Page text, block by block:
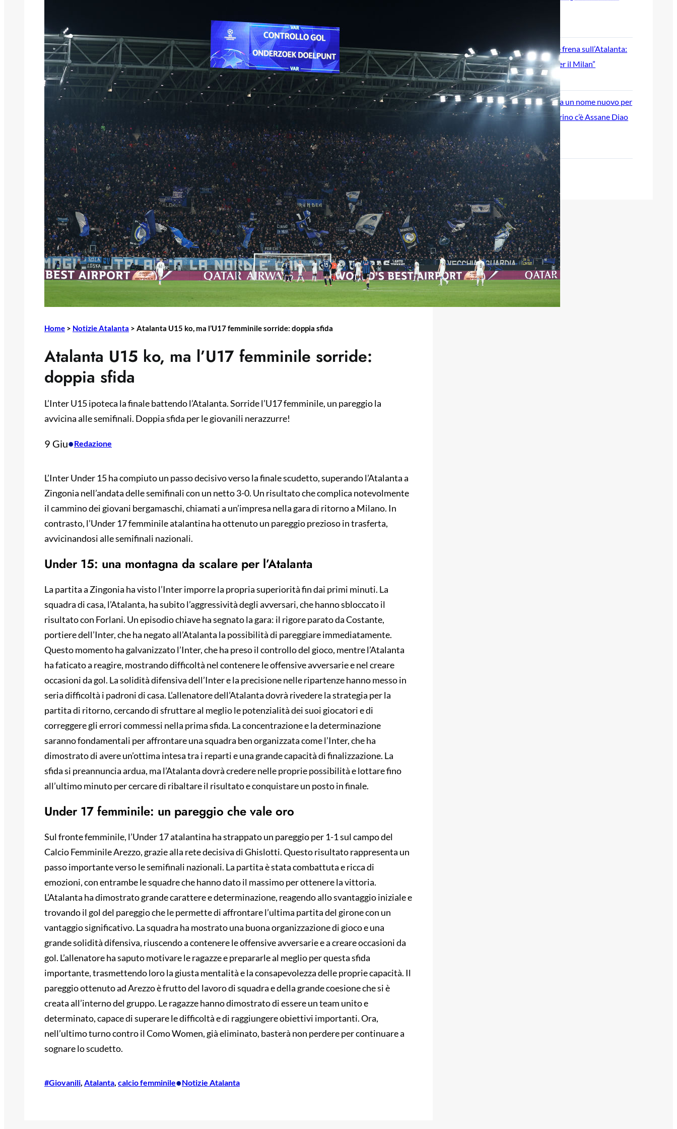
Home > Notizie Atalanta > Atalanta U15 ko, ma l’U17 femminile sorride: doppia sfida
Atalanta U15 ko, ma l’U17 femminile sorride:
doppia sfida
L’Inter U15 ipoteca la finale battendo l’Atalanta. Sorride l’U17 femminile, un pareggio la
avvicina alle semifinali. Doppia sfida per le giovanili nerazzurre!
9 Giu•Redazione
L’Inter Under 15 ha compiuto un passo decisivo verso la finale scudetto, superando l’Atalanta a
Zingonia nell’andata delle semifinali con un netto 3-0. Un risultato che complica notevolmente
il cammino dei giovani bergamaschi, chiamati a un’impresa nella gara di ritorno a Milano. In
contrasto, l’Under 17 femminile atalantina ha ottenuto un pareggio prezioso in trasferta,
avvicinandosi alle semifinali nazionali.
Under 15: una montagna da scalare per l’Atalanta
La partita a Zingonia ha visto l’Inter imporre la propria superiorità fin dai primi minuti. La
squadra di casa, l’Atalanta, ha subito l’aggressività degli avversari, che hanno sbloccato il
risultato con Forlani. Un episodio chiave ha segnato la gara: il rigore parato da Costante,
portiere dell’Inter, che ha negato all’Atalanta la possibilità di pareggiare immediatamente.
Questo momento ha galvanizzato l’Inter, che ha preso il controllo del gioco, mentre l’Atalanta
ha faticato a reagire, mostrando difficoltà nel contenere le offensive avversarie e nel creare
occasioni da gol. La solidità difensiva dell’Inter e la precisione nelle ripartenze hanno messo in
seria difficoltà i padroni di casa. L’allenatore dell’Atalanta dovrà rivedere la strategia per la
partita di ritorno, cercando di sfruttare al meglio le potenzialità dei suoi giocatori e di
correggere gli errori commessi nella prima sfida. La concentrazione e la determinazione
saranno fondamentali per affrontare una squadra ben organizzata come l’Inter, che ha
dimostrato di avere un’ottima intesa tra i reparti e una grande capacità di finalizzazione. La
sfida si preannuncia ardua, ma l’Atalanta dovrà credere nelle proprie possibilità e lottare fino
all’ultimo minuto per cercare di ribaltare il risultato e conquistare un posto in finale.
Under 17 femminile: un pareggio che vale oro
Sul fronte femminile, l’Under 17 atalantina ha strappato un pareggio per 1-1 sul campo del
Calcio Femminile Arezzo, grazie alla rete decisiva di Ghislotti. Questo risultato rappresenta un
passo importante verso le semifinali nazionali. La partita è stata combattuta e ricca di
emozioni, con entrambe le squadre che hanno dato il massimo per ottenere la vittoria.
L’Atalanta ha dimostrato grande carattere e determinazione, reagendo allo svantaggio iniziale e
trovando il gol del pareggio che le permette di affrontare l’ultima partita del girone con un
vantaggio significativo. La squadra ha mostrato una buona organizzazione di gioco e una
grande solidità difensiva, riuscendo a contenere le offensive avversarie e a creare occasioni da
gol. L’allenatore ha saputo motivare le ragazze e prepararle al meglio per questa sfida
importante, trasmettendo loro la giusta mentalità e la consapevolezza delle proprie capacità. Il
pareggio ottenuto ad Arezzo è frutto del lavoro di squadra e della grande coesione che si è
creata all’interno del gruppo. Le ragazze hanno dimostrato di essere un team unito e
determinato, capace di superare le difficoltà e di raggiungere obiettivi importanti. Ora,
nell’ultimo turno contro il Como Women, già eliminato, basterà non perdere per continuare a
sognare lo scudetto.
#Giovanili, Atalanta, calcio femminile•Notizie Atalanta
Jashari, l’agente frena sull’Atalanta:
“Ha le qualità per il Milan”
6 Agosto 2026
Atalanta, spunta un nome nuovo per
l’attacco: nel mirino c’è Assane Diao
6 Agosto 2026